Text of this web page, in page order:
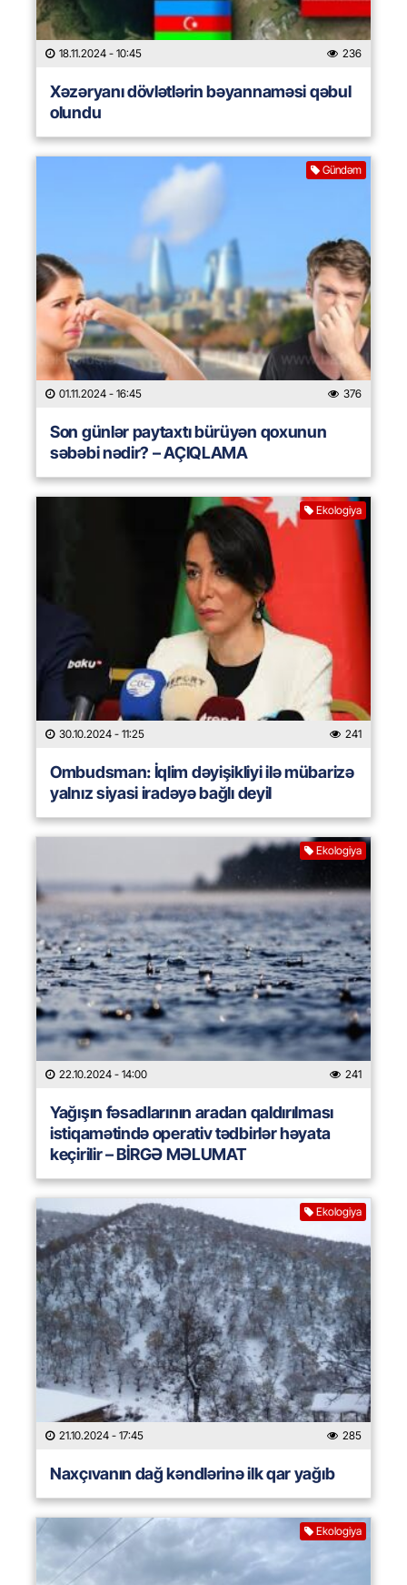
18.11.2024 - 10:45 236
Xəzəryanı dövlətlərin bəyannaməsi qəbul
olundu
Gündəm
01.11.2024 - 16:45 376
Son günlər paytaxtı bürüyən qoxunun
səbəbi nədir? – AÇIQLAMA
Ekologiya
30.10.2024 - 11:25 241
Ombudsman: İqlim dəyişikliyi ilə mübarizə
yalnız siyasi iradəyə bağlı deyil
Ekologiya
22.10.2024 - 14:00 241
Yağışın fəsadlarının aradan qaldırılması
istiqamətində operativ tədbirlər həyata
keçirilir – BİRGƏ MƏLUMAT
Ekologiya
21.10.2024 - 17:45 285
Naxçıvanın dağ kəndlərinə ilk qar yağıb
Ekologiya